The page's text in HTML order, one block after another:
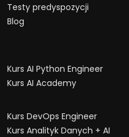
Testy predyspozycji
Blog
Kurs AI Python Engineer
Kurs AI Academy
Kurs DevOps Engineer
Kurs Analityk Danych + AI